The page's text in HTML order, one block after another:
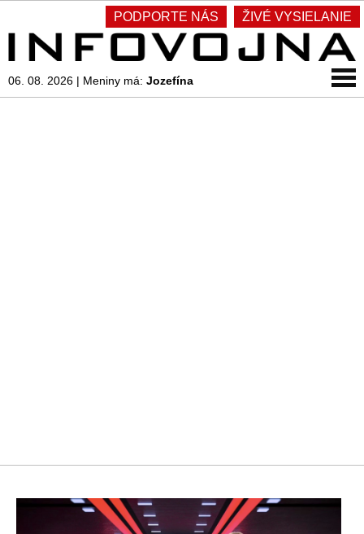
PODPORTE NÁS ŽIVÉ VYSIELANIE
06. 08. 2026 | Meniny má: Jozefína